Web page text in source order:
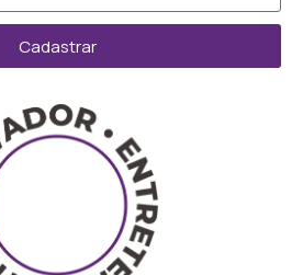
Cadastrar